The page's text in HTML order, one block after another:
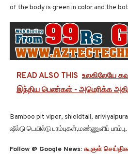
of the body is green in color and the
READ ALSO THIS உலகிலேயே
இந்திய பெண்கள் - அமெரிக்க
Bamboo pit viper, shieldtail,
ஷீல்டு டெயில்டு பாம்புகள்,மண்ணுளிப்
Follow @ Google News: கூகுள்